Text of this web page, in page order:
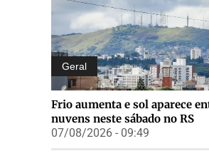
Geral
Frio aumenta e sol aparece
nuvens neste sábado no RS
07/08/2026 - 09:49